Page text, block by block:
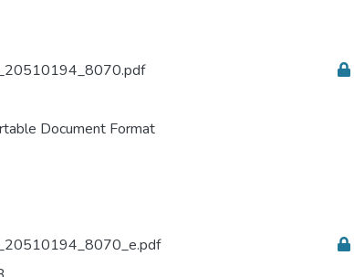
Document Format